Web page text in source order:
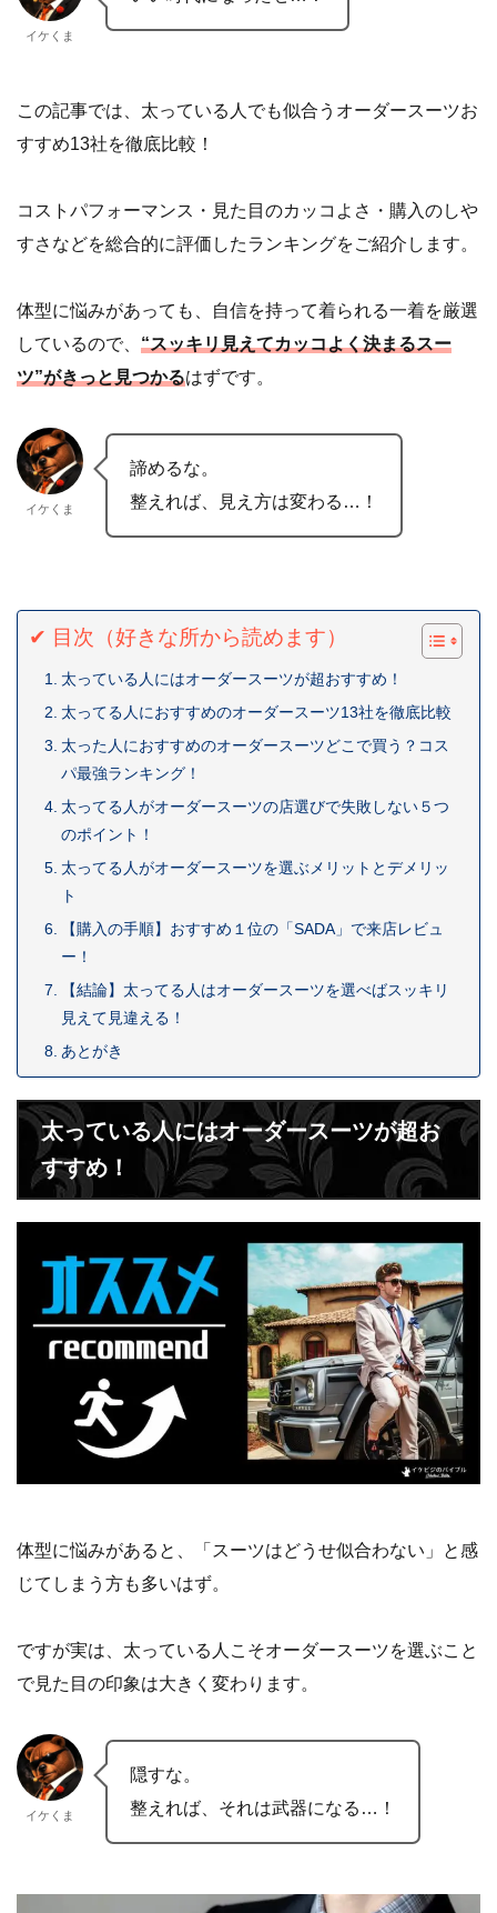
イケくま
この記事では、太っている人でも似合うオーダースーツお
すすめ13社を徹底比較！
コストパフォーマンス・見た目のカッコよさ・購入のしや
すさなどを総合的に評価したランキングをご紹介します。
体型に悩みがあっても、自信を持って着られる一着を厳選
しているので、 “スッキリ見えてカッコよく決まるスー
ツ”がきっと見つかるはずです。
イケくま
諦めるな。
整えれば、見え方は変わる…！
✔ 目次（好きな所から読めます）
太っている人にはオーダースーツが超おすすめ！
太ってる人におすすめのオーダースーツ13社を徹底比較
太った人におすすめのオーダースーツどこで買う？コス
パ最強ランキング！
太ってる人がオーダースーツの店選びで失敗しない５つ
のポイント！
太ってる人がオーダースーツを選ぶメリットとデメリッ
ト
【購入の手順】おすすめ１位の「SADA」で来店レビュ
ー！
【結論】太ってる人はオーダースーツを選べばスッキリ
見えて見違える！
あとがき
太っている人にはオーダースーツが超お
すすめ！
体型に悩みがあると、「スーツはどうせ似合わない」と感
じてしまう方も多いはず。
ですが実は、太っている人こそオーダースーツを選ぶこと
で見た目の印象は大きく変わります。
イケくま
隠すな。
整えれば、それは武器になる…！